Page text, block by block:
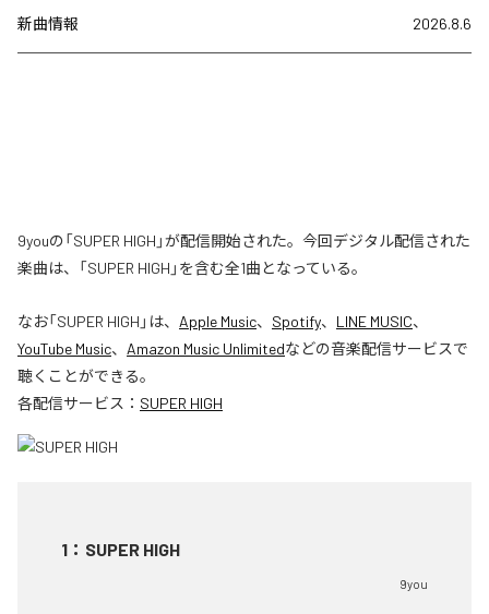
新曲情報 2026.8.6
9youの「SUPER HIGH」が配信開始された。今回デジタル配信された
楽曲は、「SUPER HIGH」を含む全1曲となっている。
なお「SUPER HIGH 」は、 Apple Music、 Spotify、 LINE MUSIC、
YouTube Music、 Amazon Music Unlimitedなどの音楽配信サービスで
聴くことができる。
各配信サービス： SUPER HIGH
1 ： SUPER HIGH
9you